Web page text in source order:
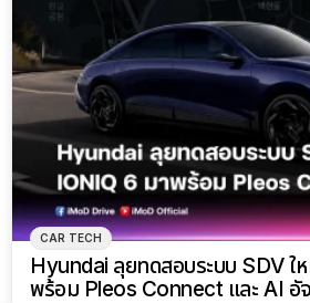
CAR TECH
Hyundai ลุยทดสอบระบบ SDV ใ
พร้อม Pleos Connect และ AI อั